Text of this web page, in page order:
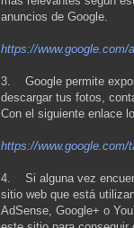
anuncios de Google.
https://www.google.com/
3. Google permite
descargar tus fotos,
Con el siguiente enlace
https://www.google.com/
4. Si alguna vez
sitio web que está
AdSense, Google+ o